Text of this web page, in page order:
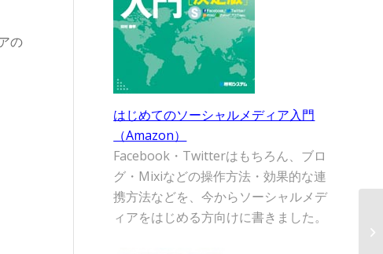
の
はじめてのソーシャルメディア入門
（Amazon）
Facebook・Twitterはもちろん、ブロ
グ・Mixiなどの操作方法・効果的な連
携方法などを、今からソーシャルメデ
ィアをはじめる方向けに書きました。